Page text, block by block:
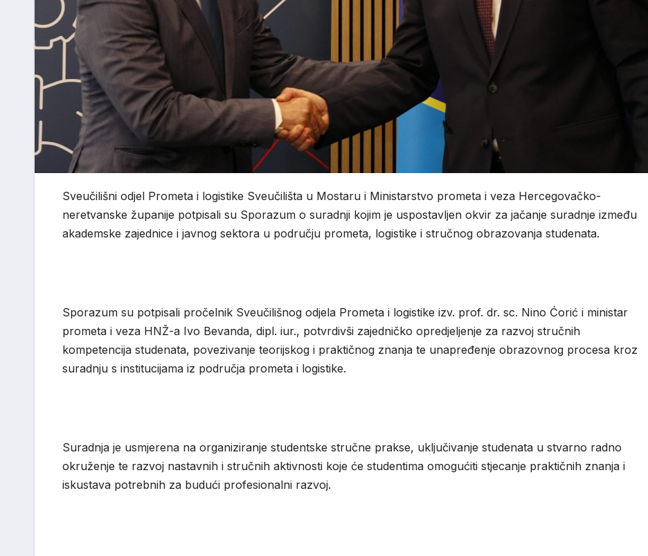
Sveučilišni odjel Prometa i logistike Sveučilišta u Mostaru i Ministarstvo prometa i veza Hercegovačko-
neretvanske županije potpisali su Sporazum o suradnji kojim je uspostavljen okvir za jačanje suradnje između
akademske zajednice i javnog sektora u području prometa, logistike i stručnog obrazovanja studenata.
Sporazum su potpisali pročelnik Sveučilišnog odjela Prometa i logistike izv. prof. dr. sc. Nino Ćorić i ministar
prometa i veza HNŽ-a Ivo Bevanda, dipl. iur., potvrdivši zajedničko opredjeljenje za razvoj stručnih
kompetencija studenata, povezivanje teorijskog i praktičnog znanja te unapređenje obrazovnog procesa kroz
suradnju s institucijama iz područja prometa i logistike.
Suradnja je usmjerena na organiziranje studentske stručne prakse, uključivanje studenata u stvarno radno
okruženje te razvoj nastavnih i stručnih aktivnosti koje će studentima omogućiti stjecanje praktičnih znanja i
iskustava potrebnih za budući profesionalni razvoj.